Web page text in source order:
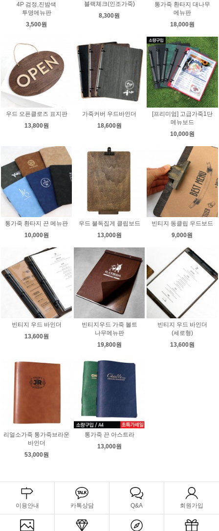
4P 검정,진밤색
투명메뉴판
3,500원
블랙체크(인조가죽)
8,300원
통가죽 환타지 대나무
메뉴판
18,000원
우드 오픈클로즈 표지판
13,800원
가죽커버 우드바인더
18,600원
[프리미엄] 고급가죽1단
메뉴보드
10,000원
통가죽 환타지 끈 메뉴판
10,000원
우드 불독집게 클립보드
13,000원
빈티지 동클립 우드보드
9,000원
빈티지 우드 바인더
13,600원
빈티지우드 가죽 볼트
나무메뉴판
19,800원
빈티지 우드 바인더
(세로형)
13,600원
리얼소가죽 통가죽브라운
바인더
53,000원
통가죽 끈 아스트라
13,000원
이용안내 카톡상담 Q&A 회원가입